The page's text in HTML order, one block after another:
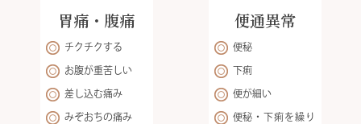
胃痛・腹痛
チクチクする
お腹が重苦しい
差し込む痛み
みぞおちの痛み
便通異常
便秘
下痢
便が細い
便秘・下痢を繰り